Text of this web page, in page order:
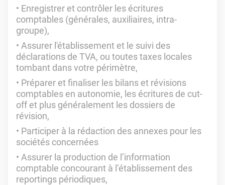
Enregistrer et contrôler les écritures
comptables (générales, auxiliaires, intra-
groupe),
Assurer l'établissement et le suivi des
déclarations de TVA, ou toutes taxes locales
tombant dans votre périmètre,
Préparer et finaliser les bilans et révisions
comptables en autonomie, les écritures de cut-
off et plus généralement les dossiers de
révision,
Participer à la rédaction des annexes pour les
sociétés concernées
Assurer la production de l’information
comptable concourant à l’établissement des
reportings périodiques,